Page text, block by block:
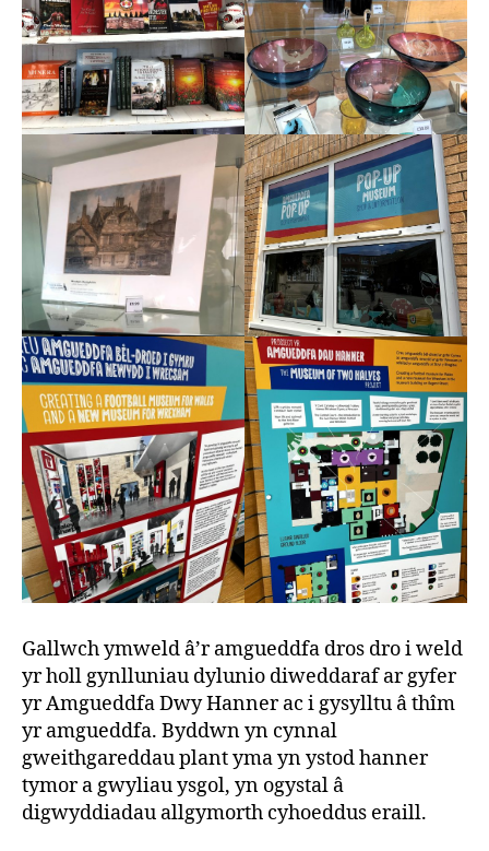
Gallwch ymweld â’r amgueddfa dros dro i weld
yr holl gynlluniau dylunio diweddaraf ar gyfer
yr Amgueddfa Dwy Hanner ac i gysylltu â thîm
yr amgueddfa. Byddwn yn cynnal
gweithgareddau plant yma yn ystod hanner
tymor a gwyliau ysgol, yn ogystal â
digwyddiadau allgymorth cyhoeddus eraill.